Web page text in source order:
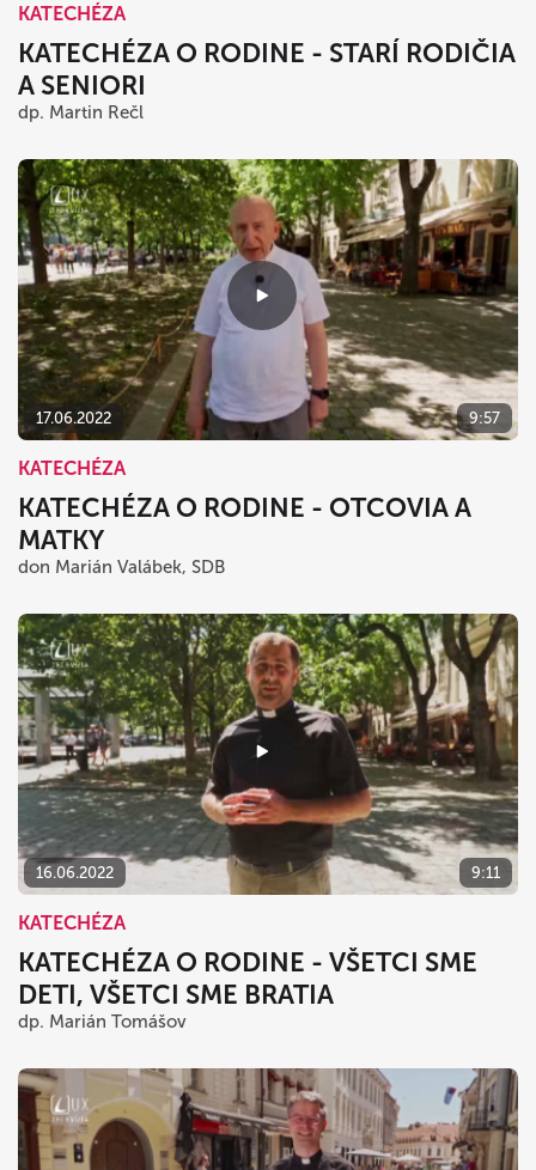
KATECHÉZA
KATECHÉZA O RODINE - STARÍ RODIČIA
A SENIORI
dp. Martin Rečl
17.06.2022 9:57
KATECHÉZA
KATECHÉZA O RODINE - OTCOVIA A
MATKY
don Marián Valábek, SDB
16.06.2022 9:11
KATECHÉZA
KATECHÉZA O RODINE - VŠETCI SME
DETI, VŠETCI SME BRATIA
dp. Marián Tomášov